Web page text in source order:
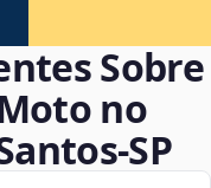
Sobre
no